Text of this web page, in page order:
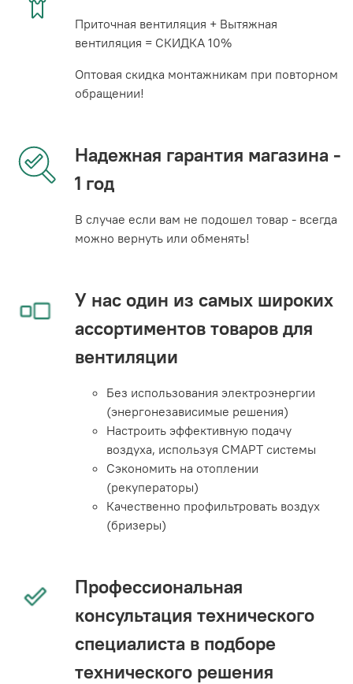
Приточная вентиляция + Вытяжная
вентиляция = СКИДКА 10%
Оптовая скидка монтажникам при повторном
обращении!
Надежная гарантия магазина -
1 год
В случае если вам не подошел товар - всегда
можно вернуть или обменять!
У нас один из самых широких
ассортиментов товаров для
вентиляции
Без использования электроэнергии
(энергонезависимые решения)
Настроить эффективную подачу
воздуха, используя СМАРТ системы
Сэкономить на отоплении
(рекуператоры)
Качественно профильтровать воздух
(бризеры)
Профессиональная
консультация технического
специалиста в подборе
технического решения